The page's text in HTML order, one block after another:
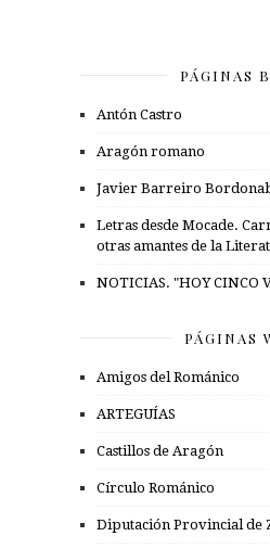
PÁGINAS
Antón Castro
Aragón romano
Javier Barreiro
Letras desde Mocade.
otras amantes de la
NOTICIAS. "HOY CINCO
PÁGINAS
Amigos del Románico
ARTEGUÍAS
Castillos de Aragón
Círculo Románico
Diputación Provincial de